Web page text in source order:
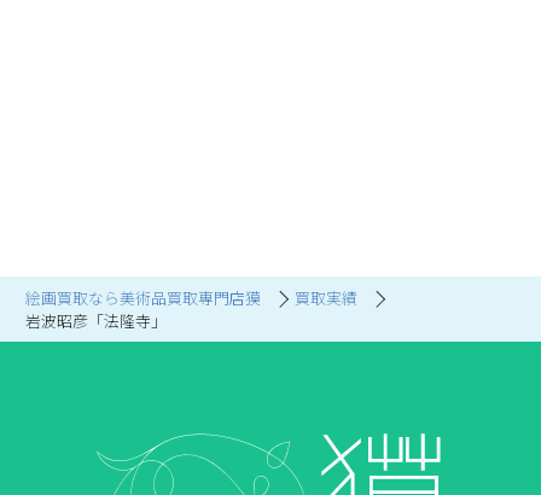
絵画買取なら美術品買取専門店獏
買取実績
岩波昭彦「法隆寺」